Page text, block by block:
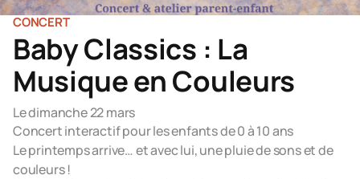
CONCERT
Baby Classics : La
Musique en Couleurs
Le dimanche 22 mars
Concert interactif pour les enfants de 0 à 10 ans
Le printemps arrive… et avec lui, une pluie de sons et de
couleurs !